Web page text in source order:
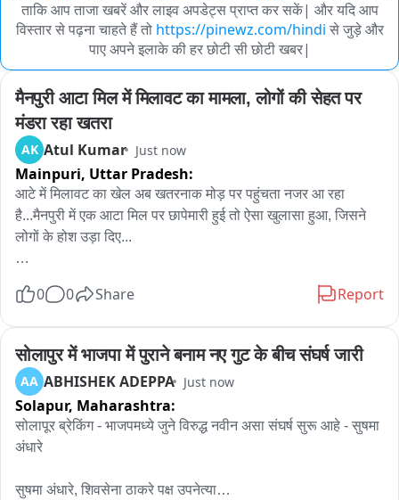
ताकि आप ताजा खबरें और लाइव अपडेट्स प्राप्त कर सकें| और यदि आप
विस्तार से पढ़ना चाहते हैं तो https://pinewz.com/hindi से जुड़े और
पाए अपने इलाके की हर छोटी सी छोटी खबर|
मैनपुरी आटा मिल में मिलावट का मामला, लोगों की सेहत पर
मंडरा रहा खतरा
AK Atul Kumar Just now
Mainpuri, Uttar Pradesh:
आटे में मिलावट का खेल अब खतरनाक मोड़ पर पहुंचता नजर आ रहा
है...मैनपुरी में एक आटा मिल पर छापेमारी हुई तो ऐसा खुलासा हुआ, जिसने
लोगों के होश उड़ा दिए...
मिलावट का खेल चल रहा हो, तो चिंता लाजमी है...अब इंतजार है रिपोर्ट
सेहत से कितना बड़ा खिलवाड़ हुआ?
0 0 Share Report
सोलापुर में भाजपा में पुराने बनाम नए गुट के बीच संघर्ष जारी
AA ABHISHEK ADEPPA Just now
Solapur, Maharashtra:
सोलापूर ब्रेकिंग - भाजपमध्ये जुने विरुद्ध नवीन असा संघर्ष सुरू आहे - सुषमा
अंधारे
सुषमा अंधारे, शिवसेना ठाकरे पक्ष उपनेत्या